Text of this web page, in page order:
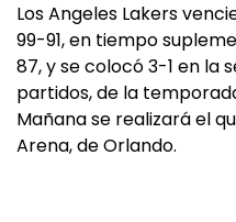
Los Angeles Lakers
99-91, en tiempo
87, y se colocó 3-1 en la
partidos, de la
Mañana se realizará el
Arena, de Orlando.